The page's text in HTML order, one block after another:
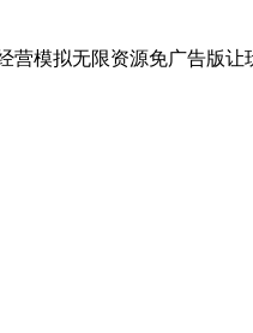
营模拟无限资源免广告版